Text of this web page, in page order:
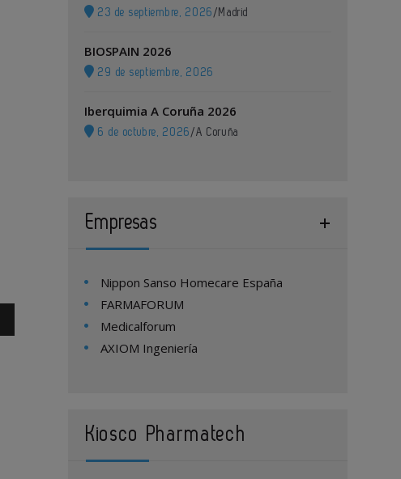
23 de septiembre, 2026 / Madrid
BIOSPAIN 2026
29 de septiembre, 2026
Iberquimia A Coruña 2026
6 de octubre, 2026 /A Coruña
Empresas
Nippon Sanso Homecare España
FARMAFORUM
Medicalforum
AXIOM Ingeniería
Kiosco Pharmatech